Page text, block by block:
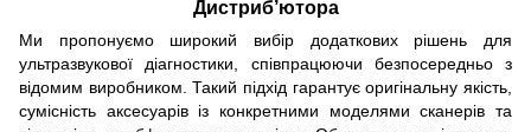
Дистриб’ютора
Ми пропонуємо широкий вибір додаткових рішень для
ультразвукової діагностики, співпрацюючи безпосередньо з
відомим виробником. Такий підхід гарантує оригінальну якість,
сумісність аксесуарів із конкретними моделями сканерів та